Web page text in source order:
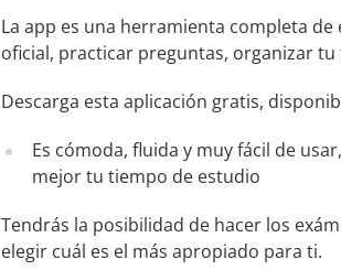
La app es una herramienta completa
oficial, practicar preguntas, organizar
Descarga esta aplicación gratis,
Es cómoda, fluida y muy fácil de
mejor tu tiempo de estudio
Tendrás la posibilidad de hacer los
elegir cuál es el más apropiado para ti.